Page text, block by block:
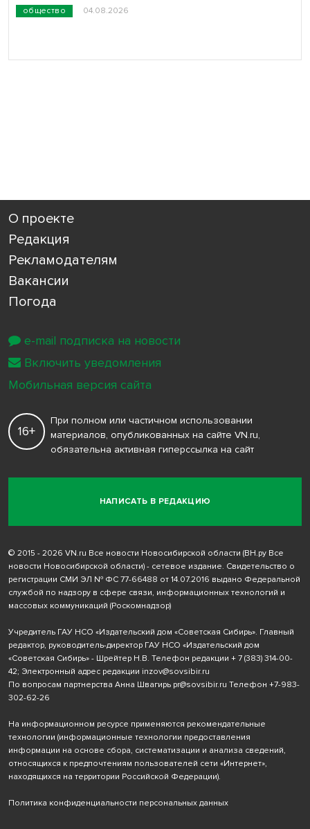
общество 04.08.2026
О проекте
Редакция
Рекламодателям
Вакансии
Погода
НАПИСАТЬ В РЕДАКЦИЮ
16+
При полном или частичном использовании
материалов, опубликованных на сайте VN.ru,
обязательна активная гиперссылка на сайт
© 2015 - 2026 VN.ru Все новости Новосибирской области (ВН.ру Все
новости Новосибирской области) - сетевое издание. Свидетельство о
регистрации СМИ ЭЛ № ФС 77-66488 от 14.07.2016 выдано Федеральной
службой по надзору в сфере связи, информационных технологий и
массовых коммуникаций (Роскомнадзор)
Учредитель ГАУ НСО «Издательский дом «Советская Сибирь». Главный
редактор, руководитель-директор ГАУ НСО «Издательский дом
«Советская Сибирь» - Шрейтер Н.В. Телефон редакции + 7 (383) 314-00-
42; Электронный адрес редакции inzov@sovsibir.ru
По вопросам партнерства Анна Швагирь pr@sovsibir.ru Телефон +7-983-
302-62-26
На информационном ресурсе применяются рекомендательные
технологии (информационные технологии предоставления
информации на основе сбора, систематизации и анализа сведений,
относящихся к предпочтениям пользователей сети «Интернет»,
находящихся на территории Российской Федерации).
Политика конфиденциальности персональных данных
e-mail подписка на новости
Включить уведомления
Мобильная версия сайта